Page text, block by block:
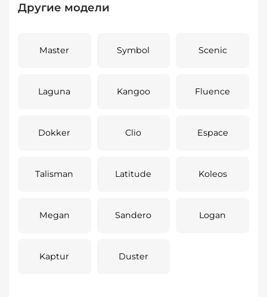
Другие модели
Master Symbol Scenic
Laguna Kangoo Fluence
Dokker Clio Espace
Talisman Latitude Koleos
Megan Sandero Logan
Kaptur Duster